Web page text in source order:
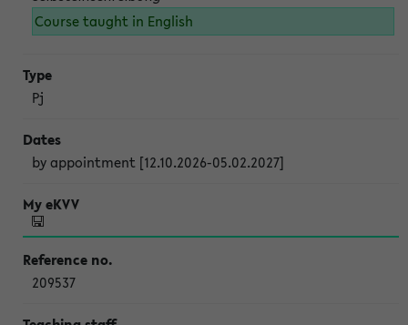
Course taught in English
Pj
by appointment [12.10.2026-05.02.2027]
209537